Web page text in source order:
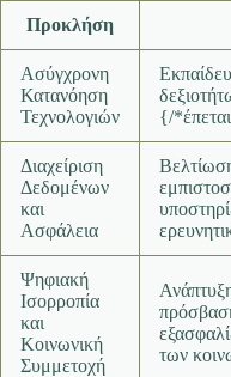
Προκλήση
Ασύγχρονη
Κατανόηση
Τεχνολογιών
{/
Διαχείριση
Δεδομένων
και
Ασφάλεια
Ψηφιακή
Ισορροπία
και
Κοινωνική
Συμμετοχή
των